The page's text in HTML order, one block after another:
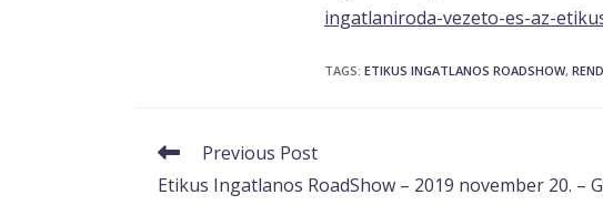
ingatlaniroda-vezeto-es-az-
TAGS: ETIKUS INGATLANOS ROADSHOW,
Read
articles
Previous Post
Etikus Ingatlanos RoadShow – 2019 november 20. –